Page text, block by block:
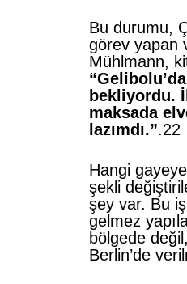
Bu durumu,
görev yapan
Mühlmann,
bekliyordu.
maksada
lazımdı.”.22
Hangi
şekli
şey var. Bu
gelmez
bölgede
Berlin’de